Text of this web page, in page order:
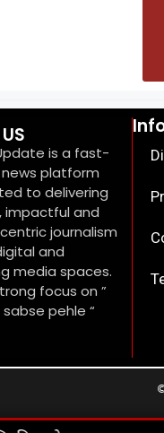
is a fast-
platform
to delivering
impactful and
journalism
and
media spaces.
focus on ”
pehle “